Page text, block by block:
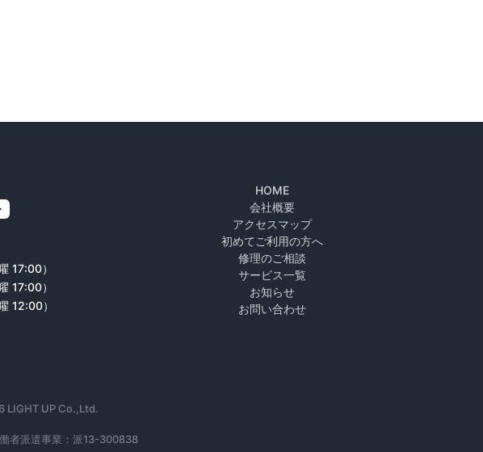
17:00）
17:00）
12:00）
HOME
会社概要
アクセスマップ
初めてご利用の方へ
修理のご相談
サービス一覧
お知らせ
お問い合わせ
LIGHT UP Co.,Ltd.
者派遣事業：派13-300838